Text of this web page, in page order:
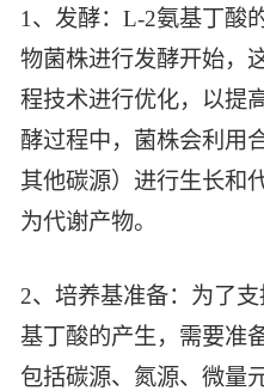
美妆护肤
健康食品
生物基新材料
生物制药
其他
唯创新
智能生物乐高平台
鸿鹄实验室
唯责任
可持续发展
联系我们
1、发酵：L-2氨基丁酸
物菌株进行发酵开始，
程技术进行优化，以提
酵过程中，菌株会利用
其他碳源）进行生长和
为代谢产物。
2、培养基准备：为了
基丁酸的产生，需要准
包括碳源、氮源、微量